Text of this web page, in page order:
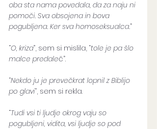
oba sta nama povedala, da za naju ni
pomoči. Sva obsojena in bova
pogubljena. Ker sva homoseksualca.”
“O, kriza”, sem si mislila, “tole je pa šlo
malce predaleč”.
“Nekdo ju je prevečkrat lopnil z Biblijo
po glavi“, sem si rekla.
“Tudi vsi ti ljudje okrog vaju so
pogubljeni, vidita, vsi ljudje so pod